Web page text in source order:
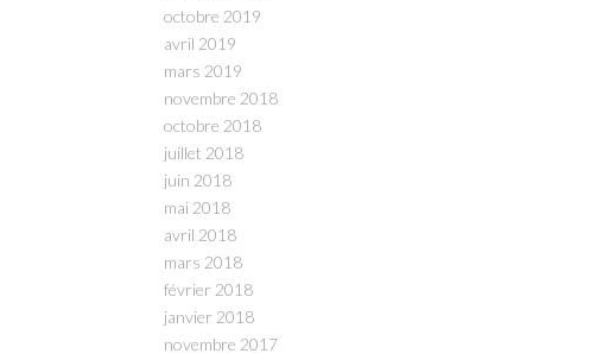
octobre 2019
avril 2019
mars 2019
novembre 2018
octobre 2018
juillet 2018
juin 2018
mai 2018
avril 2018
mars 2018
février 2018
janvier 2018
novembre 2017